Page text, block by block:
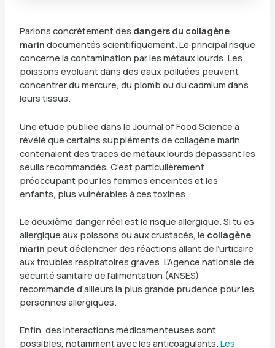
Parlons concrètement des dangers du collagène
marin documentés scientifiquement. Le principal risque
concerne la contamination par les métaux lourds. Les
poissons évoluant dans des eaux polluées peuvent
concentrer du mercure, du plomb ou du cadmium dans
leurs tissus.
Une étude publiée dans le Journal of Food Science a
révélé que certains suppléments de collagène marin
contenaient des traces de métaux lourds dépassant les
seuils recommandés. C’est particulièrement
préoccupant pour les femmes enceintes et les
enfants, plus vulnérables à ces toxines.
Le deuxième danger réel est le risque allergique. Si tu es
allergique aux poissons ou aux crustacés, le collagène
marin peut déclencher des réactions allant de l’urticaire
aux troubles respiratoires graves. L’Agence nationale de
sécurité sanitaire de l’alimentation (ANSES)
recommande d’ailleurs la plus grande prudence pour les
personnes allergiques.
Enfin, des interactions médicamenteuses sont
possibles, notamment avec les anticoagulants. Les